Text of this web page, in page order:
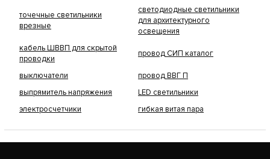
точечные светильники
врезные
светодиодные светильники
для архитектурного
освещения
кабель ШВВП для скрытой
проводки
провод СИП каталог
выключатели
провод ВВГ П
выпрямитель напряжения
LED светильники
электросчетчики
гибкая витая пара